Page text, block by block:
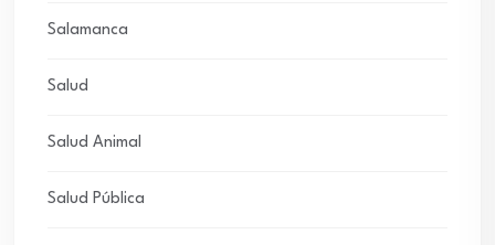
Salamanca
Salud
Salud Animal
Salud Pública